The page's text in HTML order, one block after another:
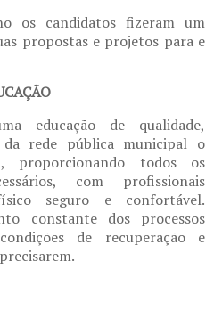
os candidatos fizeram um
propostas e projetos para e
educação de qualidade,
rede pública municipal o
proporcionando todos os
com profissionais
seguro e confortável.
constante dos processos
de recuperação e